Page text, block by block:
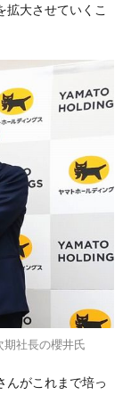
拡大させていくこ
社長の櫻井氏
んがこれまで培っ